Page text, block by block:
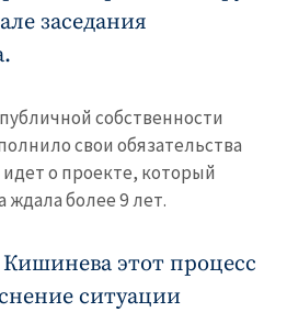
заседания
собственности
свои обязательства
о проекте, который
ждала более 9 лет.
этот процесс
ситуации